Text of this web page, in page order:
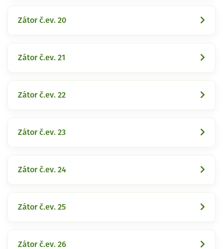
Zátor č.ev. 20
Zátor č.ev. 21
Zátor č.ev. 22
Zátor č.ev. 23
Zátor č.ev. 24
Zátor č.ev. 25
Zátor č.ev. 26